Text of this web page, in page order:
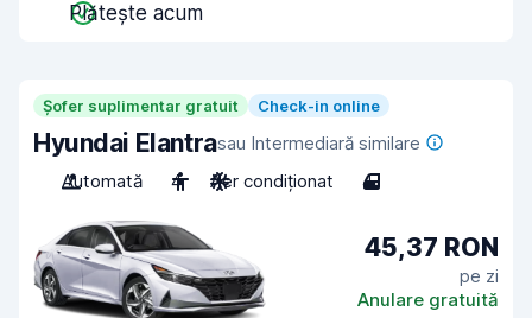
Plătește acum
Șofer suplimentar gratuit Check-in online
Hyundai Elantrasau Intermediară similare
Automată
4 Aer condiționat 4
45,37 RON
pe zi
Anulare gratuită